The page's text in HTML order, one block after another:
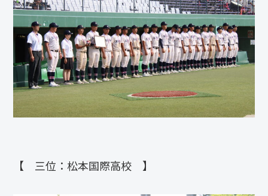
【 三位：松本国際高校 】